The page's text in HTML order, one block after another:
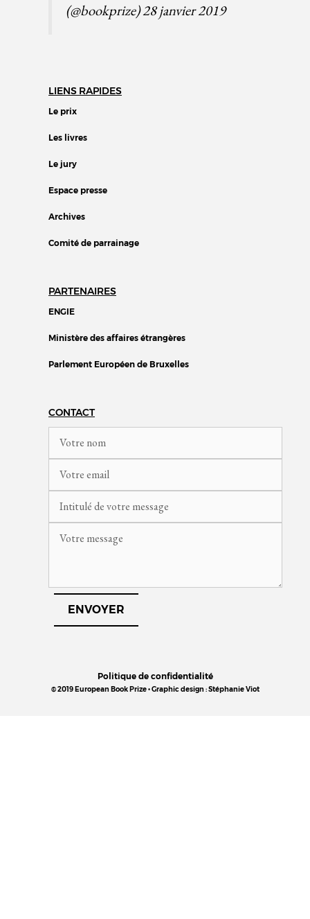
(@bookprize)28 janvier 2019
LIENS RAPIDES
Le prix
Les livres
Le jury
Espace presse
Archives
Comité de parrainage
PARTENAIRES
ENGIE
Ministère des affaires étrangères
Parlement Européen de Bruxelles
CONTACT
Politique de confidentialité
© 2019 European Book Prize • Graphic design : Stéphanie Viot